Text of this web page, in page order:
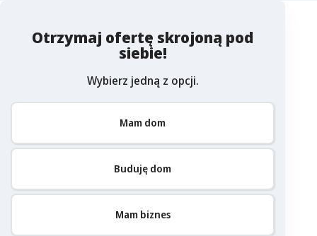
Otrzymaj ofertę skrojoną pod
siebie!
Wybierz jedną z opcji.
Mam dom
Buduję dom
Mam biznes